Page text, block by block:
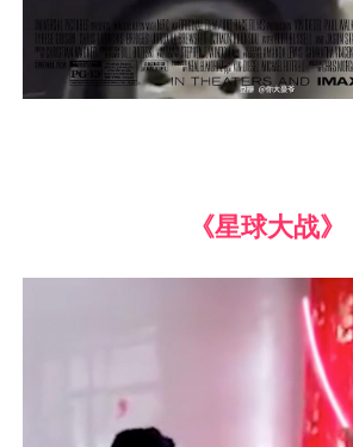
《星球大战》